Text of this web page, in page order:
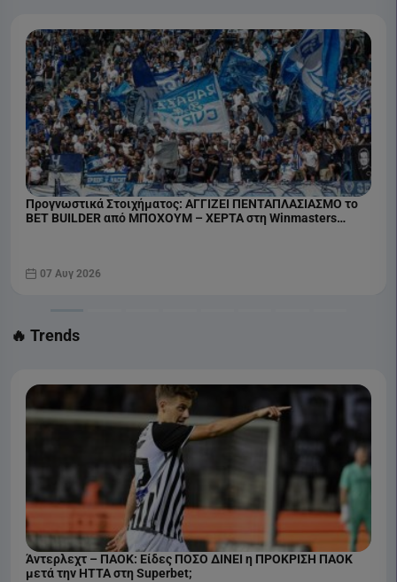
Προγνωστικά Στοιχήματος: ΑΓΓΙΖΕΙ ΠΕΝΤΑΠΛΑΣΙΑΣΜΟ το
BET BUILDER από ΜΠΟΧΟΥΜ – ΧΕΡΤΑ στη Winmasters
07 Αυγ 2026
🔥 Trends
Άντερλεχτ – ΠΑΟΚ: Είδες ΠΟΣΟ ΔΙΝΕΙ η ΠΡΟΚΡΙΣΗ ΠΑΟΚ
μετά την ΗΤΤΑ στη Superbet;